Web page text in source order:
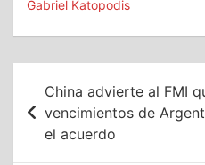
Gabriel Katopodis
Navegación
de
entradas
China advierte al FMI
vencimientos de
el acuerdo